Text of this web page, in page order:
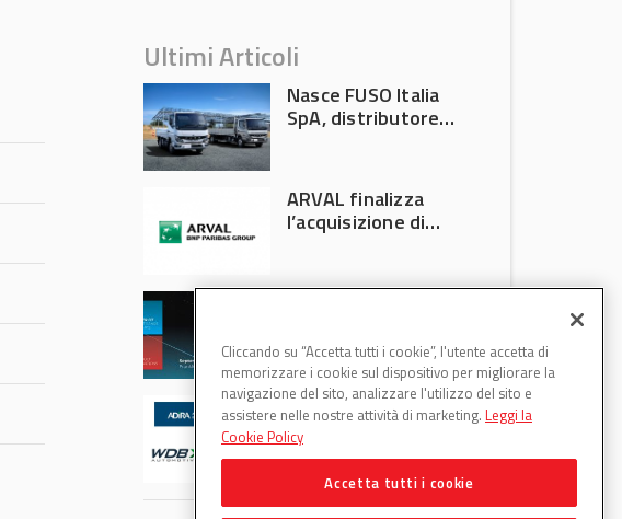
Ultimi Articoli
Nasce FUSO Italia
SpA, distributore
ARVAL finalizza
l’acquisizione di
Francoforte 2026
WDB Automotive
(Axitecnica) e Di.Pa.
Sport entrano in
ADIRA
Cliccando su “Accetta tutti i cookie”, l'utente accetta di
memorizzare i cookie sul dispositivo per migliorare la
navigazione del sito, analizzare l'utilizzo del sito e
assistere nelle nostre attività di marketing. Leggi la
Cookie Policy
Accetta tutti i cookie